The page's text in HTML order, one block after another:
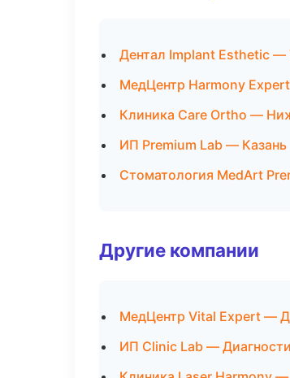
Дентал Implant Esthetic —
МедЦентр Harmony
Клиника Care Ortho —
ИП Premium Lab — Казань
Стоматология MedArt
Другие компании
МедЦентр Vital Expert —
ИП Clinic Lab —